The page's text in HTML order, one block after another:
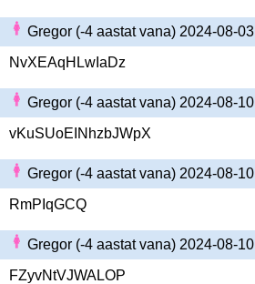
Gregor (-4 aastat vana) 2024-08-03
NvXEAqHLwIaDz
Gregor (-4 aastat vana) 2024-08-10
vKuSUoEINhzbJWpX
Gregor (-4 aastat vana) 2024-08-10
RmPIqGCQ
Gregor (-4 aastat vana) 2024-08-10
FZyvNtVJWALOP